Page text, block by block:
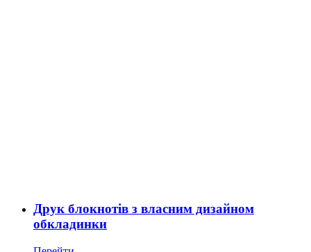
Друк блокнотів з власним дизайном
обкладинки